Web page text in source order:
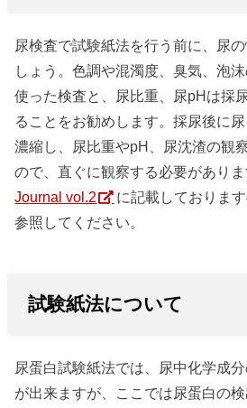
尿検査で試験紙法を行う前に、尿
しょう。色調や混濁度、臭気、泡
使った検査と、尿比重、尿pHは採
ることをお勧めします。採尿後に
濃縮し、尿比重やpH、尿沈渣の観
ので、直ぐに観察する必要があり
Journal vol.2
に記載しておりま
参照してください。
試験紙法について
尿蛋白試験紙法では、尿中化学成
が出来ますが、ここでは尿蛋白の